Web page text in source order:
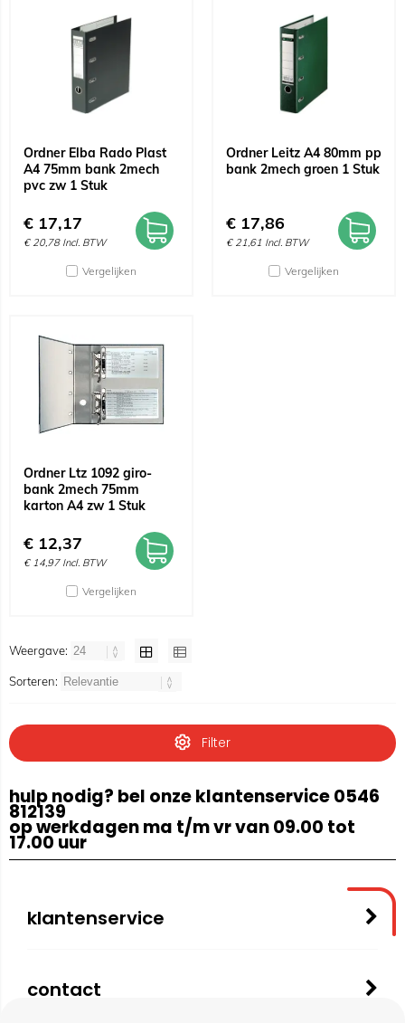
Ordner Elba Rado Plast
A4 75mm bank 2mech
pvc zw 1 Stuk
€ 17,17
€ 20,78 Incl. BTW
Vergelijken
Ordner Leitz A4 80mm pp
bank 2mech groen 1 Stuk
€ 17,86
€ 21,61 Incl. BTW
Vergelijken
Ordner Ltz 1092 giro-
bank 2mech 75mm
karton A4 zw 1 Stuk
€ 12,37
€ 14,97 Incl. BTW
Vergelijken
Weergave:
Sorteren:
Filter
hulp nodig? bel onze klantenservice 0546
812139
op werkdagen ma t/m vr van 09.00 tot
17.00 uur
klantenservice
contact